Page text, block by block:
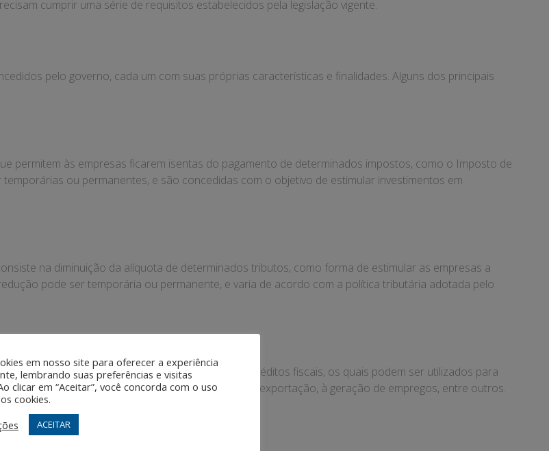
cumprir uma série de requisitos estabelecidos pela legislação vigente.
pelo governo, cada um com suas próprias características e finalidades. Alguns dos principais
permitem às empresas ficarem isentas do pagamento de determinados impostos, como o Imposto de
ou permanentes, e são concedidas com o objetivo de estimular investimentos em
na diminuição da alíquota de determinados tributos, como forma de estimular as empresas a
pode ser temporária ou permanente, e varia de acordo com a política tributária adotada pelo
realizam determinadas atividades que geram créditos fiscais, os quais podem ser utilizados para
ser obtidos por meio de incentivos à inovação, à exportação, à geração de empregos, entre outros.
em nosso site para oferecer a experiência
lembrando suas preferências e visitas
clicar em “Aceitar”, você concorda com o uso
cookies.
ACEITAR